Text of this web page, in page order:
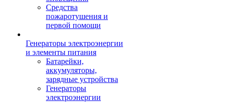
Средства
пожаротушения и
первой помощи
Генераторы электроэнергии
и элементы питания
Батарейки,
аккумуляторы,
зарядные устройства
Генераторы
электроэнергии